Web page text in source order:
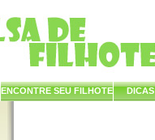
ENCONTRE SEU FILHOTE